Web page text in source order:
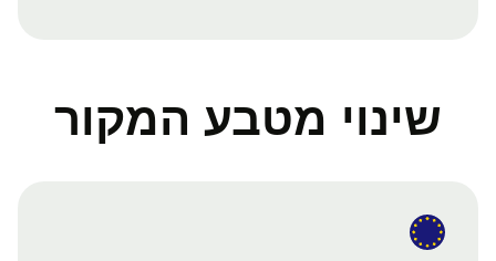
שינוי מטבע המקור